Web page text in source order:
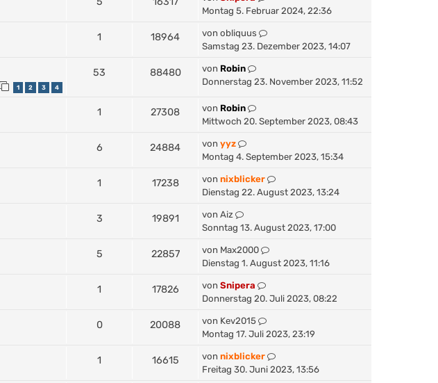
Montag 5. Februar 2024, 22:36
1 18964 von obliquus
Samstag 23. Dezember 2023, 14:07
1 2 3 4
53 88480 von Robin
Donnerstag 23. November 2023, 11:52
1 27308 von Robin
Mittwoch 20. September 2023, 08:43
6 24884 von yyz
Montag 4. September 2023, 15:34
1 17238 von nixblicker
Dienstag 22. August 2023, 13:24
3 19891 von Aiz
Sonntag 13. August 2023, 17:00
5 22857 von Max2000
Dienstag 1. August 2023, 11:16
1 17826 von Snipera
Donnerstag 20. Juli 2023, 08:22
0 20088 von Kev2015
Montag 17. Juli 2023, 23:19
1 16615 von nixblicker
Freitag 30. Juni 2023, 13:56